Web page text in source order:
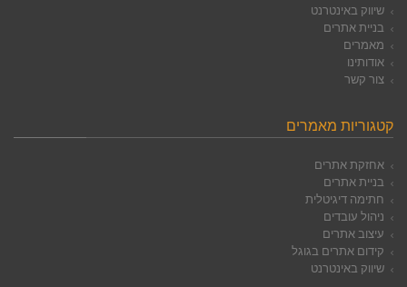
שיווק באינטרנט
בניית אתרים
מאמרים
אודותינו
צור קשר
קטגוריות מאמרים
אחזקת אתרים
בניית אתרים
חתימה דיגיטלית
ניהול עובדים
עיצוב אתרים
קידום אתרים בגוגל
שיווק באינטרנט